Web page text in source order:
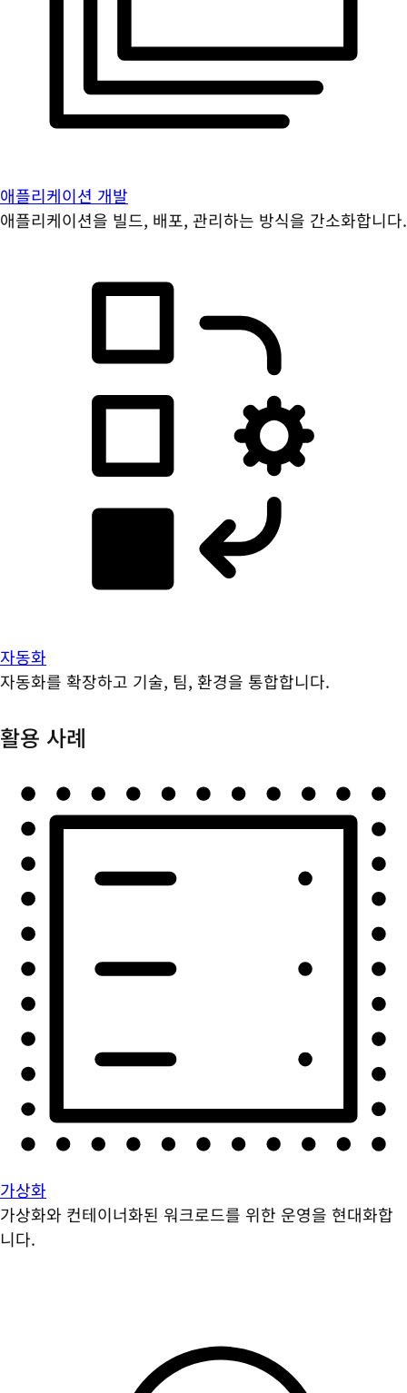
애플리케이션 개발
애플리케이션을 빌드, 배포, 관리하는 방식을 간소화합니다.
자동화
자동화를 확장하고 기술, 팀, 환경을 통합합니다.
활용 사례
가상화
가상화와 컨테이너화된 워크로드를 위한 운영을 현대화합
니다.